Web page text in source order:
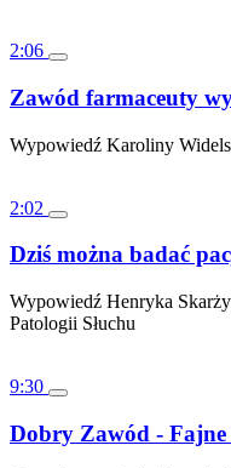
2:06
Zawód farmaceuty
Wypowiedź Karoliny
2:02
Dziś można badać
Wypowiedź Henryka
Patologii Słuchu
9:30
Dobry Zawód -